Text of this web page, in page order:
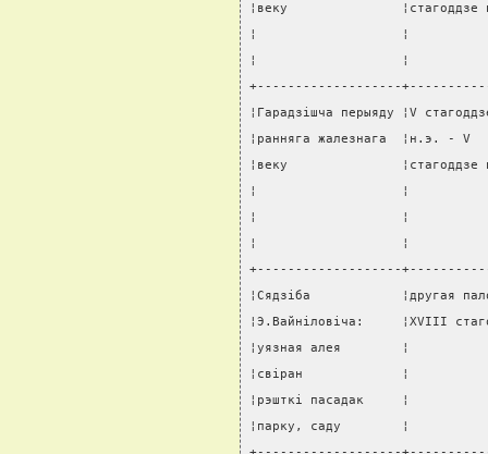
¦веку               ¦стагоддзе
¦                   ¦
¦                   ¦
+-------------------
¦Гарадзiшча перыяду ¦V
¦ранняга жалезнага  ¦н.э.
¦веку               ¦стагоддзе
¦                   ¦
¦                   ¦
¦                   ¦
+-------------------
¦Сядзiба            ¦другая
¦Э.Вайнiловiча:     ¦XVIII
¦уязная алея        ¦
¦свiран             ¦
¦рэшткi пасадак     ¦
¦парку, саду        ¦